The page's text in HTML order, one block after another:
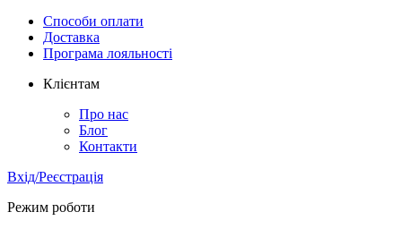
Способи оплати
Доставка
Програма лояльності
Клієнтам
Про нас
Блог
Контакти
Вхід/Реєстрація
Режим роботи